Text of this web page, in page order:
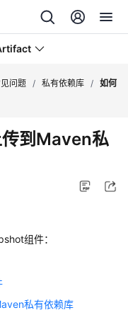
问题 / 私有依赖库 / 如何
到Maven私
组件：
私有依赖库